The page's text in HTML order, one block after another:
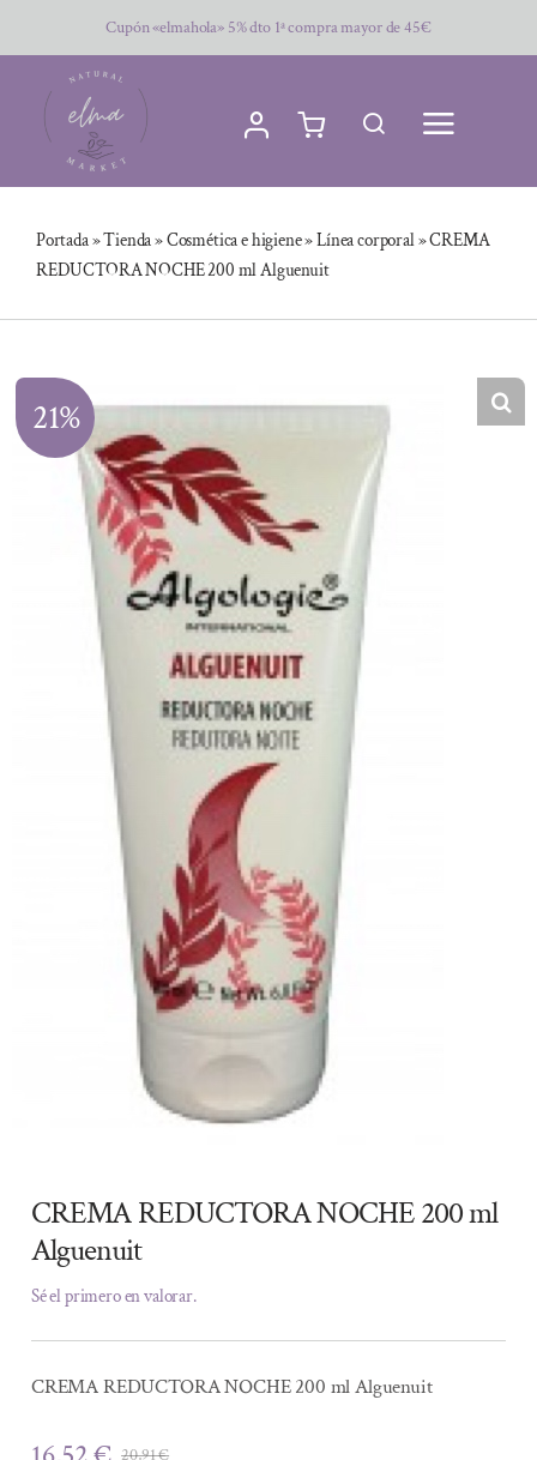
al
contenido
Cupón «elmahola» 5% dto 1ª compra mayor de 45€
Portada»Tienda»Cosmética e higiene»Línea corporal»CREMA
REDUCTORA NOCHE 200 ml Alguenuit
21%
CREMA REDUCTORA NOCHE 200 ml
Alguenuit
Sé el primero en valorar.
CREMA REDUCTORA NOCHE 200 ml Alguenuit
20,91€